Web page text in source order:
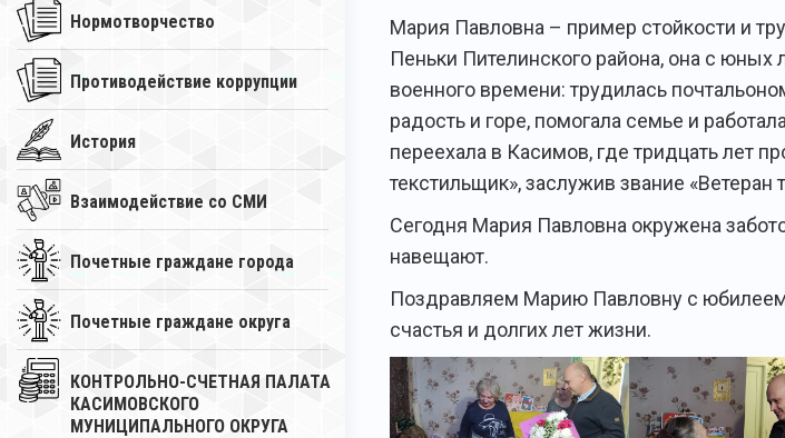
Нормотворчество
Противодействие коррупции
История
Взаимодействие со СМИ
Почетные граждане города
Почетные граждане округа
КОНТРОЛЬНО-СЧЕТНАЯ ПАЛАТА
КАСИМОВСКОГО
МУНИЦИПАЛЬНОГО ОКРУГА
Мария Павловна – пример стойкости и
Пеньки Пителинского района, она с юных
военного времени: трудилась
радость и горе, помогала семье и
переехала в Касимов, где тридцать лет
текстильщик», заслужив звание «Ветеран
Сегодня Мария Павловна окружена
навещают.
Поздравляем Марию Павловну с
счастья и долгих лет жизни.